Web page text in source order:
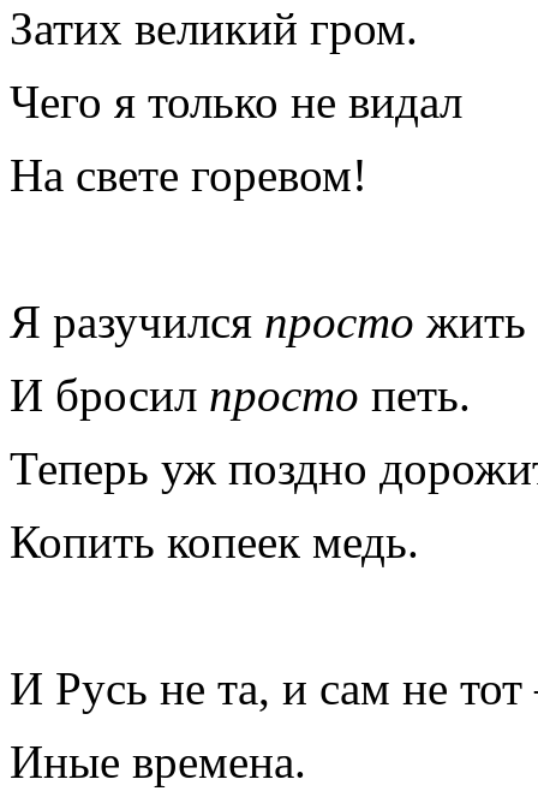
Затих великий гром.
Чего я только не видал
На свете горевом!
Я разучился просто жить
И бросил просто петь.
Теперь уж поздно
Копить копеек медь.
И Русь не та, и сам не
Иные времена.